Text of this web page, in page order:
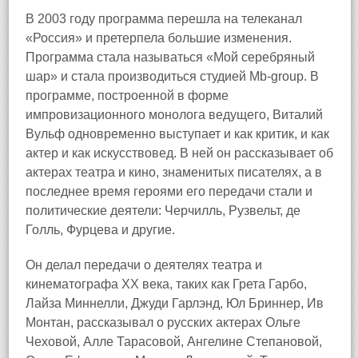
В 2003 году программа перешла на телеканал
«Россия» и претерпела большие изменения.
Программа стала называться «Мой серебряный
шар» и стала производиться студией Mb-group. В
программе, построенной в форме
импровизационного монолога ведущего, Виталий
Вульф одновременно выступает и как критик, и как
актер и как искусствовед. В ней он рассказывает об
актерах театра и кино, знаменитых писателях, а в
последнее время героями его передачи стали и
политические деятели: Черчилль, Рузвельт, де
Голль, Фурцева и другие.
Он делал передачи о деятелях театра и
кинематографа XX века, таких как Грета Гарбо,
Лайза Миннелли, Джуди Гарлэнд, Юл Бриннер, Ив
Монтан, рассказывал о русских актерах Ольге
Чеховой, Алле Тарасовой, Ангелине Степановой,